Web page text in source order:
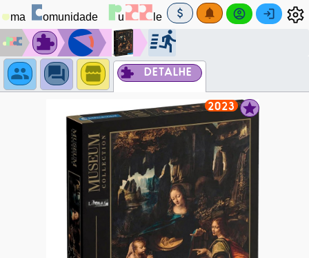
DETALHE
2023